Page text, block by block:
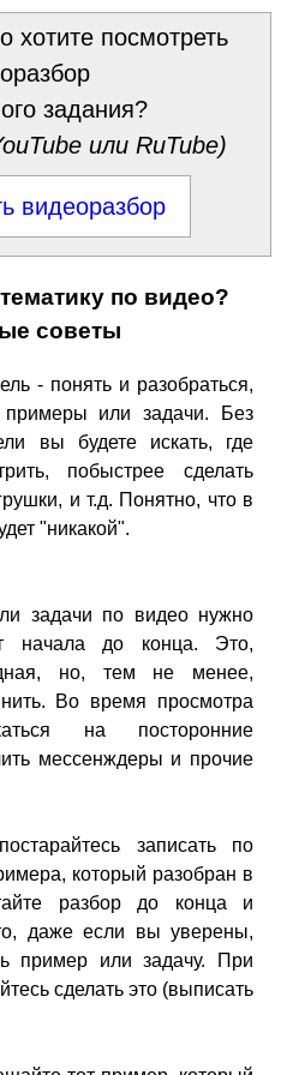
хотите посмотреть
задания?
или RuTube)
видеоразбор
по видео?
советы
- понять и разобраться,
или задачи. Без
вы будете искать, где
побыстрее сделать
и т.д. Понятно, что в
"никакой".
задачи по видео нужно
начала до конца. Это,
но, тем не менее,
Во время просмотра
на посторонние
мессенждеры и прочие
записать по
который разобран в
разбор до конца и
даже если вы уверены,
пример или задачу. При
сделать это (выписать